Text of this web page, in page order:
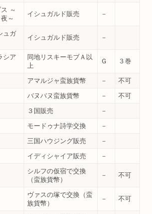
～
～
イシュガルド販売 －
ュガ
イシュガルド販売 －
シア
同地リスキーモブＡ以
上
Ｇ ３巻
アマルジャ蛮族貨幣 －
不可
バヌバヌ蛮族貨幣 －
不可
３国販売
－
モードゥナ詩学交換
－
三国ハウジング販売
－
イディシャイア販売 －
シルフの仮宿で交換
（蛮族貨幣）
－ 不可
ヴァスの塚で交換（蛮
族貨幣）
－ 不可